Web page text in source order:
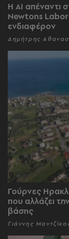
Η AI απέναντι
Newtons
ενδιαφέρον
Δημήτρης
Γούρνες
που αλλάζει
βάσης
Γιάννης